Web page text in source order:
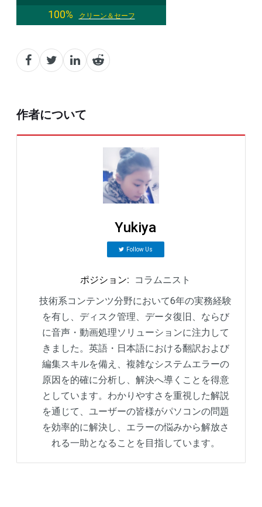
100%
クリーン＆セーフ
作者について
Yukiya
Follow Us
ポジション:
コラムニスト
技術系コンテンツ分野において6年の実務経験
を有し、ディスク管理、データ復旧、ならび
に音声・動画処理ソリューションに注力して
きました。英語・日本語における翻訳および
編集スキルを備え、複雑なシステムエラーの
原因を的確に分析し、解決へ導くことを得意
としています。わかりやすさを重視した解説
を通じて、ユーザーの皆様がパソコンの問題
を効率的に解決し、エラーの悩みから解放さ
れる一助となることを目指しています。